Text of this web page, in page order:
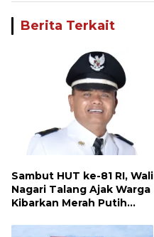
Berita Terkait
Sambut HUT ke-81 RI, Wali
Nagari Talang Ajak Warga
Kibarkan Merah Putih
Tanah Air